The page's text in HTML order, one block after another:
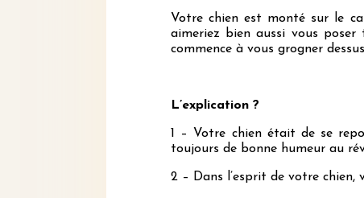
Votre chien est monté sur le
aimeriez bien aussi vous
commence à vous grogner
L’explication ?
1 – Votre chien était de se
toujours de bonne humeur au
2 – Dans l’esprit de votre chien,